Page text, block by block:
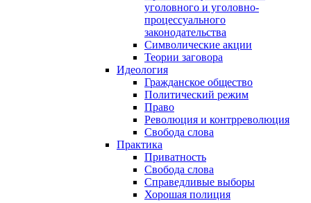
уголовного и уголовно-
процессуального
законодательства
Символические акции
Теории заговора
Идеология
Гражданское общество
Политический режим
Право
Революция и контрреволюция
Свобода слова
Практика
Приватность
Свобода слова
Справедливые выборы
Хорошая полиция